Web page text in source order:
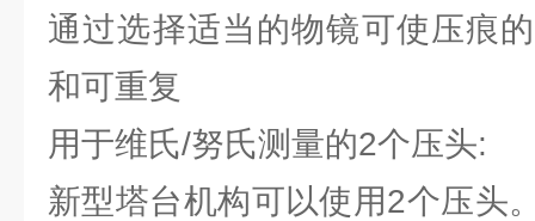
通过选择适当的物镜可使压痕
和可重复
用于维氏/努氏测量的2个压头:
新型塔台机构可以使用2个压头